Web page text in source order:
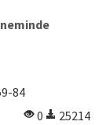
84
0
25214